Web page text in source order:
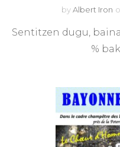
byAlbert Iron
Sentitzen dugu, baina
%